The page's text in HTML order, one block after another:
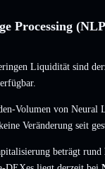
Processing
Liquidität sind
Volumen von Neural
Veränderung seit
beträgt rund